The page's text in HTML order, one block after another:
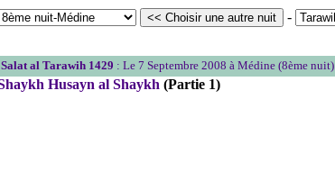
-
Salat al Tarawih 1429 : Le 7 Septembre 2008 à Médine (8ème nuit)
Husayn al Shaykh (Partie 1)